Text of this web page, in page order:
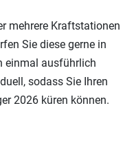
mehrere Kraftstationen
Sie diese gerne in
einmal ausführlich
sodass Sie Ihren
2026 küren können.